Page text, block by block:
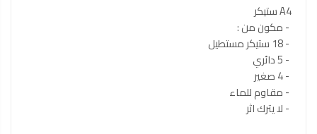
A4 ستيكر
- مكون من :
- 18 ستيكر مستطيل
- 5 دائري
- 4 صغير
- مقاوم للماء
- لا يترك اثر